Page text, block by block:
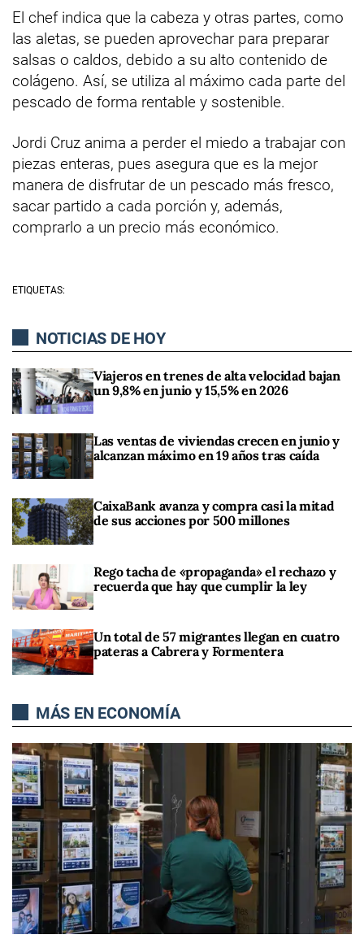
El chef indica que la cabeza y otras partes, como
las aletas, se pueden aprovechar para preparar
salsas o caldos, debido a su alto contenido de
colágeno. Así, se utiliza al máximo cada parte del
pescado de forma rentable y sostenible.
Jordi Cruz anima a perder el miedo a trabajar con
piezas enteras, pues asegura que es la mejor
manera de disfrutar de un pescado más fresco,
sacar partido a cada porción y, además,
comprarlo a un precio más económico.
ETIQUETAS:
NOTICIAS DE HOY
Viajeros en trenes de alta velocidad bajan
un 9,8% en junio y 15,5% en 2026
Las ventas de viviendas crecen en junio y
alcanzan máximo en 19 años tras caída
CaixaBank avanza y compra casi la mitad
de sus acciones por 500 millones
Rego tacha de «propaganda» el rechazo y
recuerda que hay que cumplir la ley
Un total de 57 migrantes llegan en cuatro
pateras a Cabrera y Formentera
MÁS EN ECONOMÍA